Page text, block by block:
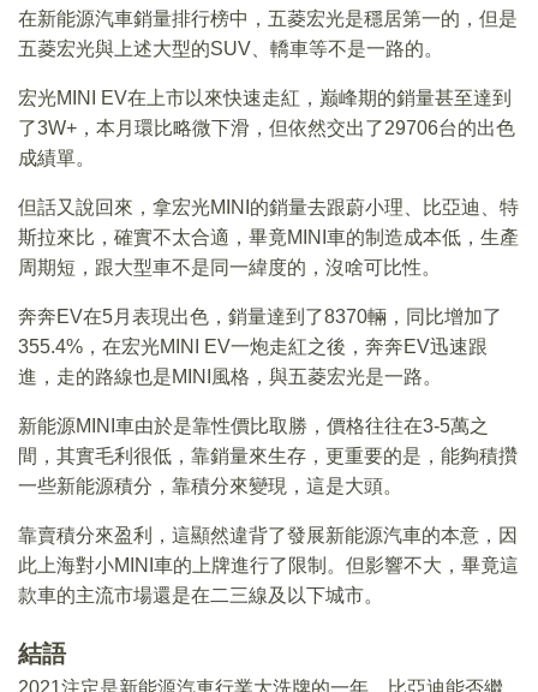
在新能源汽車銷量排行榜中，五菱宏光是穩居第一的，但是
五菱宏光與上述大型的SUV、轎車等不是一路的。
宏光MINI EV在上市以來快速走紅，巅峰期的銷量甚至達到
了3W+，本月環比略微下滑，但依然交出了29706台的出色
成績單。
但話又說回來，拿宏光MINI的銷量去跟蔚小理、比亞迪、特
斯拉來比，確實不太合適，畢竟MINI車的制造成本低，生產
周期短，跟大型車不是同一緯度的，沒啥可比性。
奔奔EV在5月表現出色，銷量達到了8370輛，同比增加了
355.4%，在宏光MINI EV一炮走紅之後，奔奔EV迅速跟
進，走的路線也是MINI風格，與五菱宏光是一路。
新能源MINI車由於是靠性價比取勝，價格往往在3-5萬之
間，其實毛利很低，靠銷量來生存，更重要的是，能夠積攢
一些新能源積分，靠積分來變現，這是大頭。
靠賣積分來盈利，這顯然違背了發展新能源汽車的本意，因
此上海對小MINI車的上牌進行了限制。但影響不大，畢竟這
款車的主流市場還是在二三線及以下城市。
結語